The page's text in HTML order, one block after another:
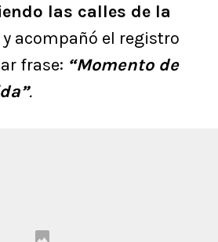
las calles de la
y acompañó el registro
frase: “Momento de
.